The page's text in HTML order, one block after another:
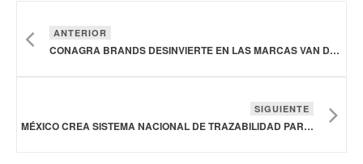
ANTERIOR
CONAGRA BRANDS DESINVIERTE EN LAS MARCAS VAN DE KAMP'S Y MRS. PAUL'S
SIGUIENTE
MÉXICO CREA SISTEMA NACIONAL DE TRAZABILIDAD PARA VERIFICAR LA PROCEDENCIA DEL PRODUCTO PESQUERO